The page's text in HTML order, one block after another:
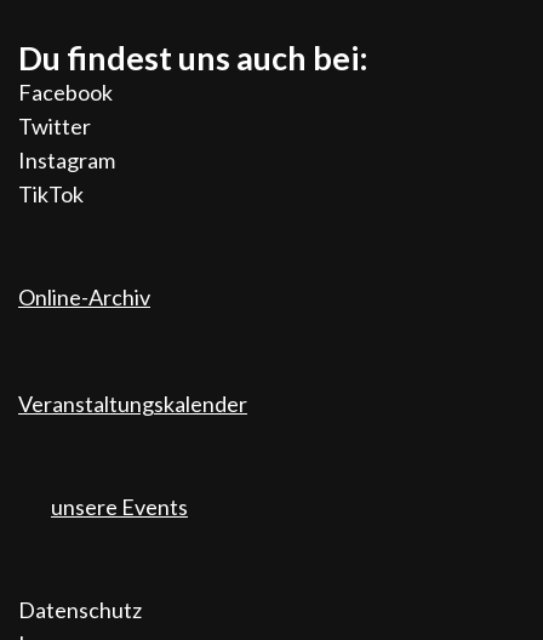
Du findest uns auch bei:
Facebook
Twitter
Instagram
TikTok
Online-Archiv
Veranstaltungskalender
unsere Events
Datenschutz